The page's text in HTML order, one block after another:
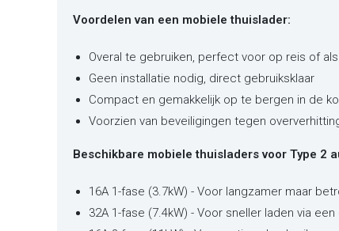
Voordelen van een mobiele thuislader:
Overal te gebruiken, perfect voor op reis of
Geen installatie nodig, direct gebruiksklaar
Compact en gemakkelijk op te bergen in de
Voorzien van beveiligingen tegen
Beschikbare mobiele thuisladers voor Type 2
16A 1-fase (3.7kW) - Voor langzamer maar
32A 1-fase (7.4kW) - Voor sneller laden via